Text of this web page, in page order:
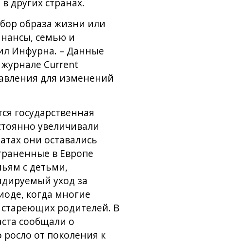
других странах.
образа жизни или
семью и
Инфурна. – Данные
Current
для изменений
государственная
увеличивали
они оставались
в Европе
с детьми,
уход за
когда многие
родителей. В
сообщали о
от поколения к